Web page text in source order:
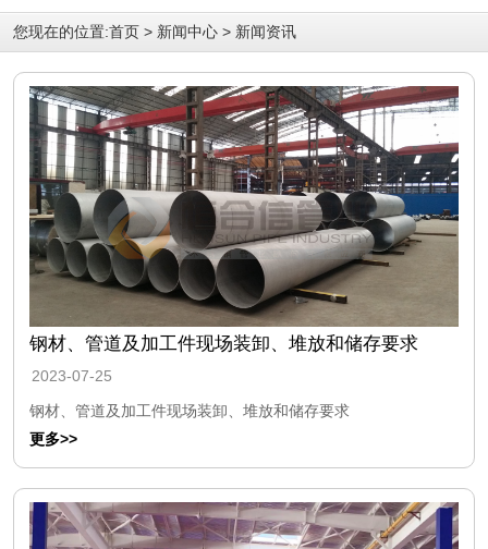
您现在的位置:首页 > 新闻中心 > 新闻资讯
钢材、管道及加工件现场装卸、堆放和储存要求
2023-07-25
钢材、管道及加工件现场装卸、堆放和储存要求
更多>>